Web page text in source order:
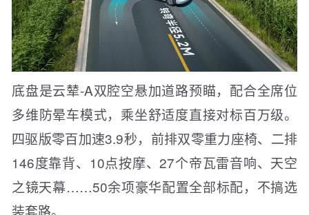
底盘是云辇-A双腔空悬加道路预瞄，配合全席位
多维防晕车模式，乘坐舒适度直接对标百万级。
四驱版零百加速3.9秒，前排双零重力座椅、二排
146度靠背、10点按摩、27个帝瓦雷音响、天空
之镜天幕……50余项豪华配置全部标配，不搞选
装套路。